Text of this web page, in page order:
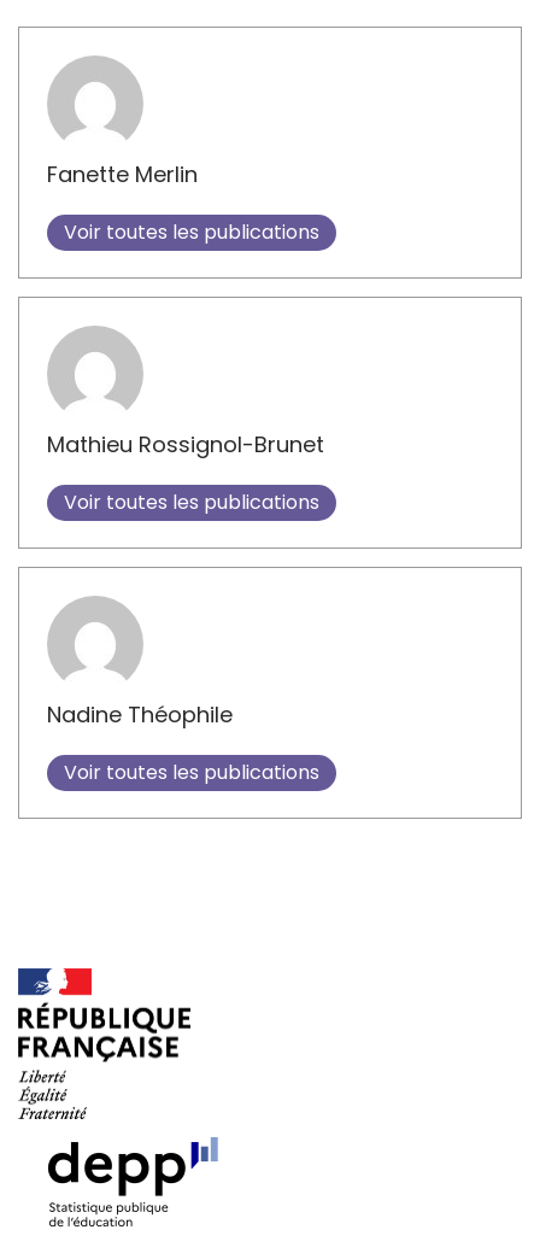
Fanette Merlin
Voir toutes les publications
Mathieu Rossignol-Brunet
Voir toutes les publications
Nadine Théophile
Voir toutes les publications